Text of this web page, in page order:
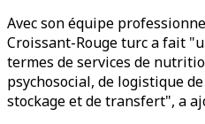
Avec son équipe
Croissant-Rouge turc a fait
termes de services de
psychosocial, de logistique
stockage et de transfert", a